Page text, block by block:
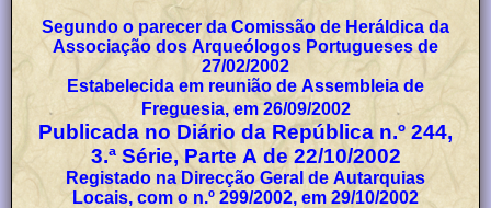
Segundo o parecer da Comissão de Heráldica da
Associação dos Arqueólogos Portugueses de
27/02/2002
Estabelecida em reunião de Assembleia de
Freguesia, em 26/09/2002
Publicada no Diário da República n.º 244,
3.ª Série, Parte A de 22/10/2002
Registado na Direcção Geral de Autarquias
Locais, com o n.º 299/2002, em 29/10/2002